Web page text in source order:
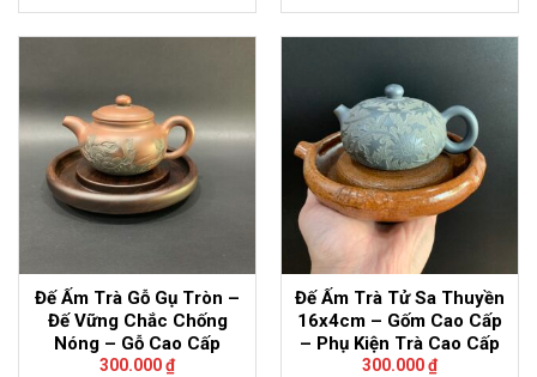
Đế Ấm Trà Gỗ Gụ Tròn –
Đế Vững Chắc Chống
Nóng – Gỗ Cao Cấp
300.000₫
Đế Ấm Trà Tử Sa Thuyền
16x4cm – Gốm Cao Cấp
– Phụ Kiện Trà Cao Cấp
300.000₫